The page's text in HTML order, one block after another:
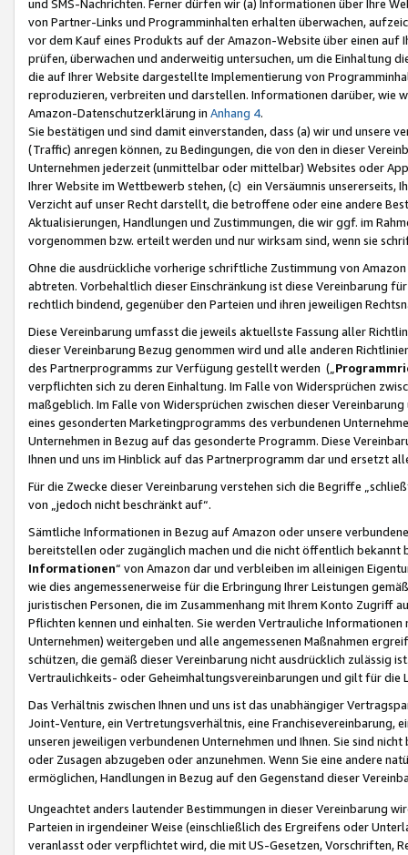
und SMS-Nachrichten. Ferner dürfen wir (a) Informationen über Ihre
von Partner-Links und Programminhalten erhalten überwachen,
vor dem Kauf eines Produkts auf der Amazon-Website über einen
prüfen, überwachen und anderweitig untersuchen, um die Einhaltung
die auf Ihrer Website dargestellte Implementierung von
reproduzieren, verbreiten und darstellen. Informationen darüber, wie
Amazon-Datenschutzerklärung in Anhang 4.
Sie bestätigen und sind damit einverstanden, dass (a) wir und
(Traffic) anregen können, zu Bedingungen, die von den in dieser
Unternehmen jederzeit (unmittelbar oder mittelbar) Websites oder
Ihrer Website im Wettbewerb stehen, (c) ein Versäumnis unsererseits,
Verzicht auf unser Recht darstellt, die betroffene oder eine andere
Aktualisierungen, Handlungen und Zustimmungen, die wir ggf. im
vorgenommen bzw. erteilt werden und nur wirksam sind, wenn sie
Ohne die ausdrückliche vorherige schriftliche Zustimmung von
abtreten. Vorbehaltlich dieser Einschränkung ist diese Vereinbarung
rechtlich bindend, gegenüber den Parteien und ihren jeweiligen
Diese Vereinbarung umfasst die jeweils aktuellste Fassung aller
dieser Vereinbarung Bezug genommen wird und alle anderen
des Partnerprogramms zur Verfügung gestellt werden („
verpflichten sich zu deren Einhaltung. Im Falle von Widersprüchen
maßgeblich. Im Falle von Widersprüchen zwischen dieser
eines gesonderten Marketingprogramms des verbundenen
Unternehmen in Bezug auf das gesonderte Programm. Diese
Ihnen und uns im Hinblick auf das Partnerprogramm dar und ersetzt
Für die Zwecke dieser Vereinbarung verstehen sich die Begriffe
von „jedoch nicht beschränkt auf“.
Sämtliche Informationen in Bezug auf Amazon oder unsere
bereitstellen oder zugänglich machen und die nicht öffentlich
Informationen“ von Amazon dar und verbleiben im alleinigen
wie dies angemessenerweise für die Erbringung Ihrer Leistungen
juristischen Personen, die im Zusammenhang mit Ihrem Konto
Pflichten kennen und einhalten. Sie werden Vertrauliche
Unternehmen) weitergeben und alle angemessenen Maßnahmen
schützen, die gemäß dieser Vereinbarung nicht ausdrücklich zulässig
Vertraulichkeits- oder Geheimhaltungsvereinbarungen und gilt für die
Das Verhältnis zwischen Ihnen und uns ist das unabhängiger
Joint-Venture, ein Vertretungsverhältnis, eine Franchisevereinbarung,
unseren jeweiligen verbundenen Unternehmen und Ihnen. Sie sind
oder Zusagen abzugeben oder anzunehmen. Wenn Sie eine andere
ermöglichen, Handlungen in Bezug auf den Gegenstand dieser
Ungeachtet anders lautender Bestimmungen in dieser Vereinbarung
Parteien in irgendeiner Weise (einschließlich des Ergreifens oder
veranlasst oder verpflichtet wird, die mit US-Gesetzen, Vorschriften,